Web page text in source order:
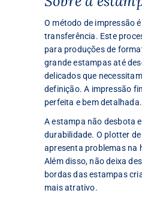
O método de impressão
transferência. Este
para produções de
grande estampas até
delicados que
definição. A impressão
perfeita e bem detalhada.
A estampa não desbota
durabilidade. O plotter
apresenta problemas na
Além disso, não deixa
bordas das estampas
mais atrativo.